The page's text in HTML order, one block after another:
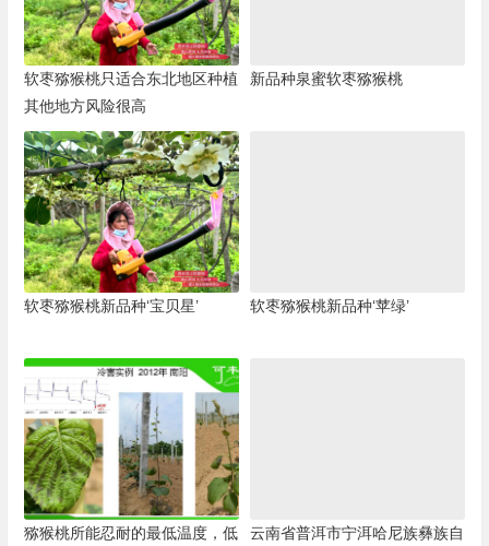
软枣猕猴桃只适合东北地区种植
其他地方风险很高
新品种泉蜜软枣猕猴桃
软枣猕猴桃新品种‘宝贝星’ 软枣猕猴桃新品种‘苹绿’
猕猴桃所能忍耐的最低温度，低
云南省普洱市宁洱哈尼族彝族自